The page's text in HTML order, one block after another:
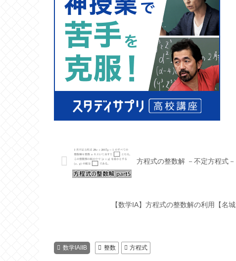
方程式の整数解 －不定方程式
【数学IA】方程式の整数解の利用【名
数学IAIIB 整数 方程式